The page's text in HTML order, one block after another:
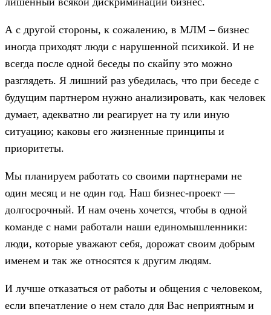
А с другой стороны, к сожалению, в МЛМ – бизнес
иногда приходят люди с нарушенной психикой. И не
всегда после одной беседы по скайпу это можно
разглядеть. Я лишний раз убедилась, что при беседе с
будущим партнером нужно анализировать, как человек
думает, адекватно ли реагирует на ту или иную
ситуацию; каковы его жизненные принципы и
приоритеты.
Мы планируем работать со своими партнерами не
один месяц и не один год. Наш бизнес-проект —
долгосрочный. И нам очень хочется, чтобы в одной
команде с нами работали наши единомышленники:
люди, которые уважают себя, дорожат своим добрым
именем и так же относятся к другим людям.
И лучше отказаться от работы и общения с человеком,
если впечатление о нем стало для Вас неприятным и